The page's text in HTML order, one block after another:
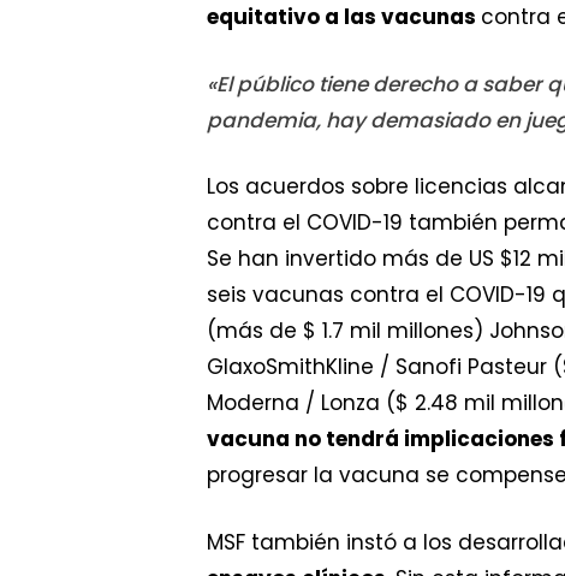
equitativo a las vacunas contra
«El público tiene derecho a saber
pandemia, hay demasiado en
Los acuerdos sobre licencias
contra el COVID-19 también
Se han invertido más de US $12
seis vacunas contra el COVID-
(más de $ 1.7 mil millones)
GlaxoSmithKline / Sanofi Pasteur
Moderna / Lonza ($ 2.48 mil
vacuna no tendrá implicaciones
progresar la vacuna se
MSF también instó a los